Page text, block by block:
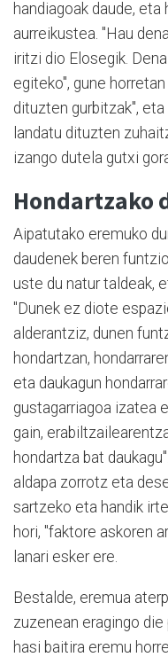
handiagoak daude,
aurreikustea. "Hau
iritzi dio Elosegik.
egiteko", gune
dituzten gurbitzak",
landatu dituzten
izango dutela gutxi
Hondartzako
Aipatutako eremuko
daudenek beren
uste du natur taldeak,
"Dunek ez diote
alderantziz, dunen
hondartzan,
eta daukagun
gustagarriagoa izatea
gain,
hondartza bat
aldapa zorrotz eta
sartzeko eta handik
hori, "faktore askoren
lanari esker ere.
Bestalde, eremua
zuzenean eragingo
hasi baitira eremu